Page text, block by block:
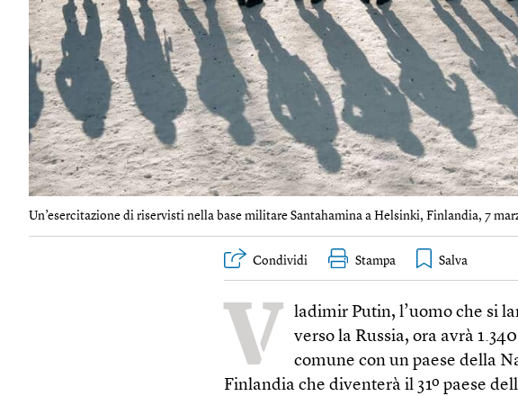
Un’esercitazione di riservisti nella base militare Santahamina a Helsinki, Finlandia, 7
Condividi Stampa
V
ladimir Putin, l’uomo che si
verso la Russia, ora avrà
comune con un paese della
Finlandia che diventerà il 31º paese